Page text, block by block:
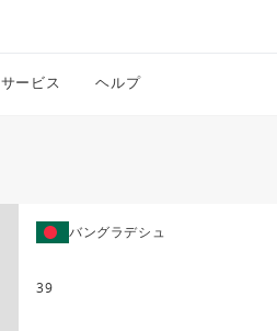
サービス ヘルプ
バングラデシュ
39